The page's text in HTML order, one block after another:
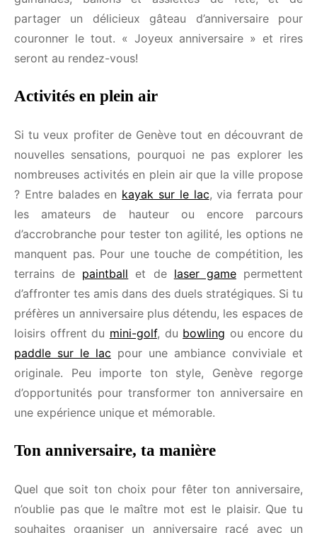
possibilité de te détendre tout en célébrant ton jour
spécial. Pour cela, il te suffira de souffler tes
bougies d’anniversaire, de décorer selon tes envies
partager un délicieux gâteau d’anniversaire pour
seront au rendez-vous!
Activités en plein air
Si tu veux profiter de Genève tout en découvrant
de nouvelles sensations, pourquoi ne pas explorer
les nombreuses activités en plein air que la ville
propose ? Entre balades en
, via
ferrata pour les amateurs de hauteur ou encore
parcours d’accrobranche pour tester ton agilité, les
options ne manquent pas. Pour une touche de
compétition, les terrains de
paintball et de laser
game
permettent d’affronter tes amis dans des
duels stratégiques. Si tu préfères un anniversaire
plus détendu, les espaces de loisirs offrent du
pour une ambiance conviviale et originale. Peu
pour transformer ton anniversaire en une
expérience unique et mémorable.